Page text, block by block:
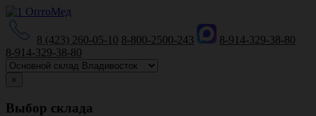
8 (423) 260-05-10 8-800-2500-243
8-914-329-38-80
8-914-329-38-80
×
Выбор склада